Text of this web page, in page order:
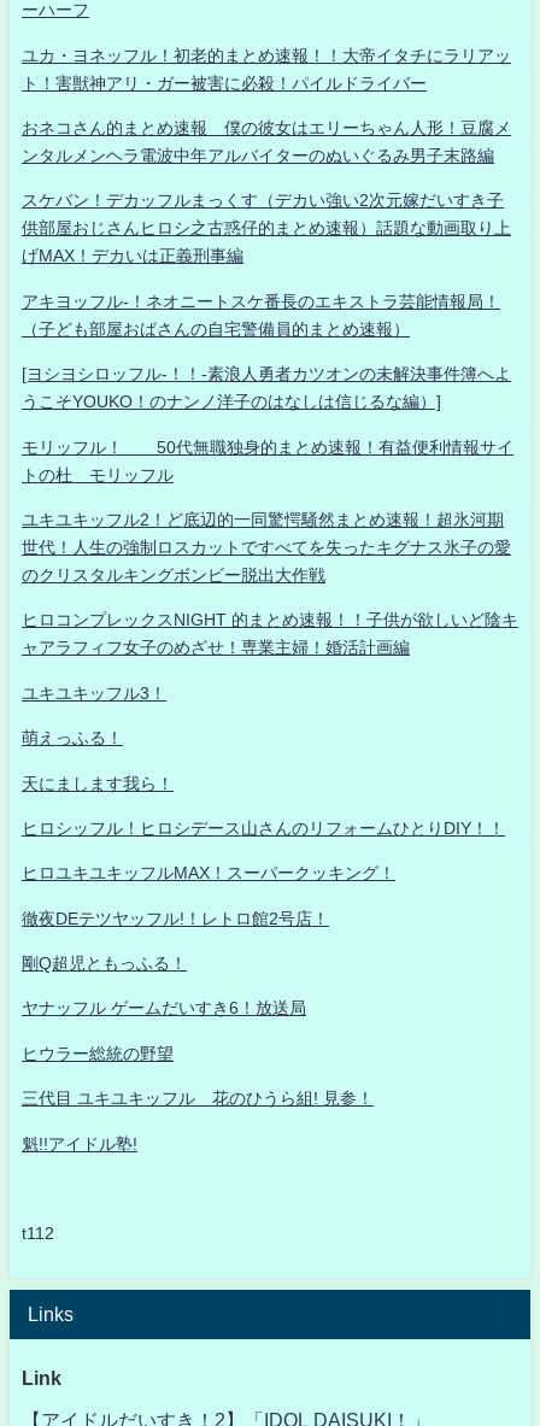
ーハーフ
ユカ・ヨネッフル！初老的まとめ速報！！大帝イタチにラリアッ
ト！害獣神アリ・ガー被害に必殺！パイルドライバー
おネコさん的まとめ速報 僕の彼女はエリーちゃん人形！豆腐メ
ンタルメンヘラ電波中年アルバイターのぬいぐるみ男子末路編
スケバン！デカッフルまっくす（デカい強い2次元嫁だいすき子
供部屋おじさんヒロシ之古惑仔的まとめ速報）話題な動画取り上
げMAX！デカいは正義刑事編
アキヨッフル-！ネオニートスケ番長のエキストラ芸能情報局！
（子ども部屋おばさんの自宅警備員的まとめ速報）
[ヨシヨシロッフル-！！-素浪人勇者カツオンの未解決事件簿へよ
うこそYOUKO！のナンノ洋子のはなしは信じるな編）]
モリッフル！ 50代無職独身的まとめ速報！有益便利情報サイ
トの杜 モリッフル
ユキユキッフル2！ど底辺的一同驚愕騒然まとめ速報！超氷河期
世代！人生の強制ロスカットですべてを失ったキグナス氷子の愛
のクリスタルキングボンビー脱出大作戦
ヒロコンプレックスNIGHT 的まとめ速報！！子供が欲しいど陰キ
ャアラフィフ女子のめざせ！専業主婦！婚活計画編
ユキユキッフル3！
萌えっふる！
天にまします我ら！
ヒロシッフル！ヒロシデース山さんのリフォームひとりDIY！！
ヒロユキユキッフルMAX！スーパークッキング！
徹夜DEテツヤッフル!！レトロ館2号店！
剛Q超児ともっふる！
ヤナッフル ゲームだいすき6！放送局
ヒウラー総統の野望
三代目 ユキユキッフル 花のひうら組! 見参！
魁!!アイドル塾!
t112
Links
Link
【アイドルだいすき！2】「IDOL DAISUKI！」